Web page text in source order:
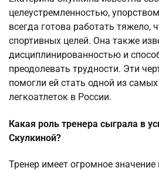
целеустремленностью,
всегда готова работать тяжело,
спортивных целей. Она также
дисциплинированностью и
преодолевать трудности. Эти
помогли ей стать одной из
легкоатлеток в России.
Какая роль тренера сыграла в
Скулкиной?
Тренер имеет огромное значение